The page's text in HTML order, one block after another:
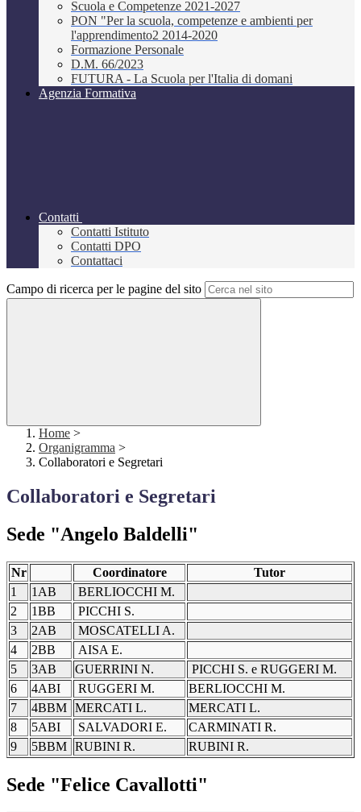
Scuola e Competenze 2021-2027
PON "Per la scuola, competenze e ambienti per
l'apprendimento2 2014-2020
Formazione Personale
D.M. 66/2023
FUTURA - La Scuola per l'Italia di domani
Agenzia Formativa
Contatti
Contatti Istituto
Contatti DPO
Contattaci
Campo di ricerca per le pagine del sito
Home >
Organigramma >
Collaboratori e Segretari
Collaboratori e Segretari
Sede "Angelo Baldelli"
Nr Coordinatore
Tutor
1
1AB
BERLIOCCHI M.
2
1BB
PICCHI S.
3
2AB
MOSCATELLI A.
4
2BB
AISA E.
5
3AB GUERRINI N.
PICCHI S. e RUGGERI M.
6
4ABI RUGGERI M.
BERLIOCCHI M.
7
4BBM MERCATI L.
MERCATI L.
8
5ABI SALVADORI E.
CARMINATI R.
9
5BBM RUBINI R. RUBINI R.
Sede "Felice Cavallotti"